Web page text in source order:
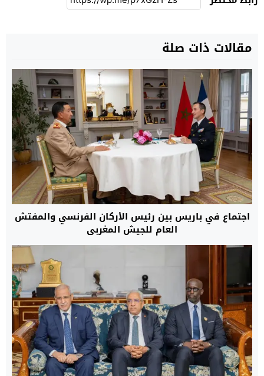
مقالات ذات صلة
اجتماع في باريس بين رئيس الأركان الفرنسي والمفتش
العام للجيش المغربي